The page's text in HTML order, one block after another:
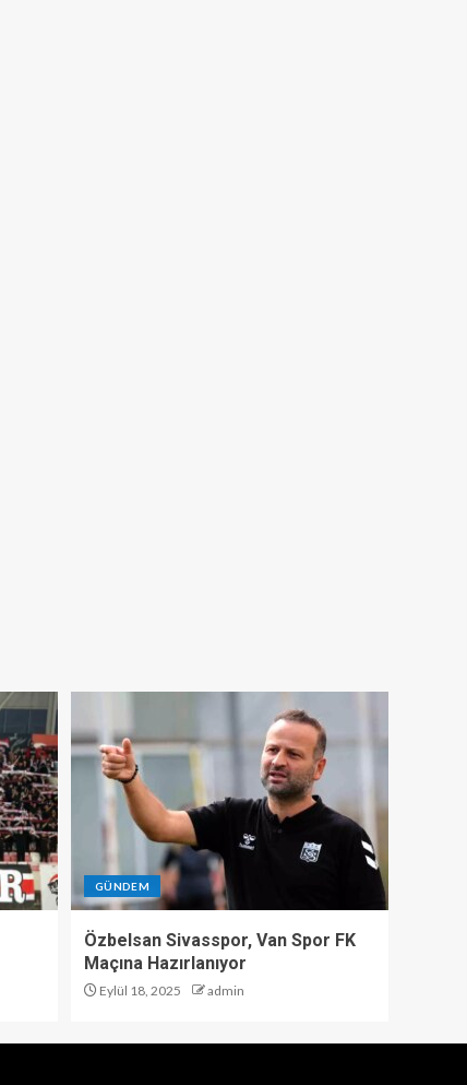
GÜNDEM
Özbelsan Sivasspor, Van Spor FK
Maçına Hazırlanıyor
Eylül 18, 2025 admin